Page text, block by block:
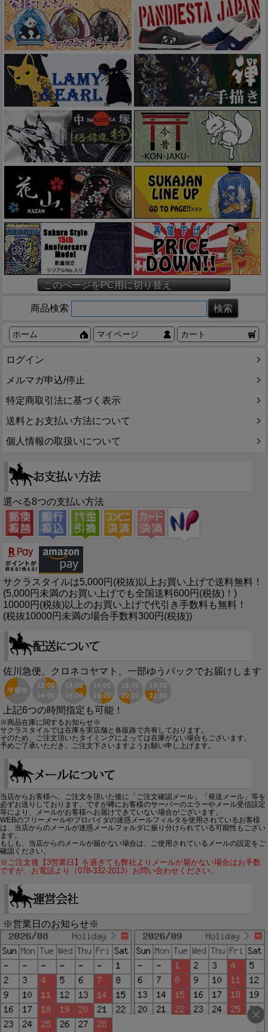
このページをPC用に切り替え
商品検索
ホーム マイページ カート
ログイン
メルマガ申込/停止
特定商取引法に基づく表示
送料とお支払い方法について
個人情報の取扱いについて
選べる8つの支払い方法
サクラスタイルは5,000円(税抜)以上お買い上げで送料無料！
(5,000円未満のお買い上げでも全国送料600円(税抜)！)
10000円(税抜)以上のお買い上げで代引き手数料も無料！
(税抜10000円未満の場合手数料300円(税抜))
佐川急便、クロネコヤマト、一部ゆうパックでお届けします
上記6つの時間指定も可能！
※商品在庫に関するお知らせ※
サクラスタイルでは在庫を実店舗と各販路で共有しております。
そのため、ご注文頂いたタイミングによっては在庫がない場合もございます。
予めご了承いただき、ご注文下さいますようお願い申し上げます。
当店からお客様へ、ご注文を頂いた後に「ご注文確認メール」「発送メール」等を
必ずお送りしております。ですが稀にお客様のサーバーのエラーやメール受信設定
等により、メールがお客様へお届けできていない場合がございます。
WEBのフリーメールやプロバイダの迷惑メールフィルタを使用されているお客様
は、当店からのメールが迷惑メールフォルダに振り分けられている可能性もござい
ます。
もしも、当店からのメールが届かない場合は、ご使用されているメールの設定をご
確認ください。
※ご注文後【3営業日】を過ぎても弊社よりメールが届かない場合はお手数
ですが、お電話より（078-332-2013）お問い合わせください。
※営業日のお知らせ※